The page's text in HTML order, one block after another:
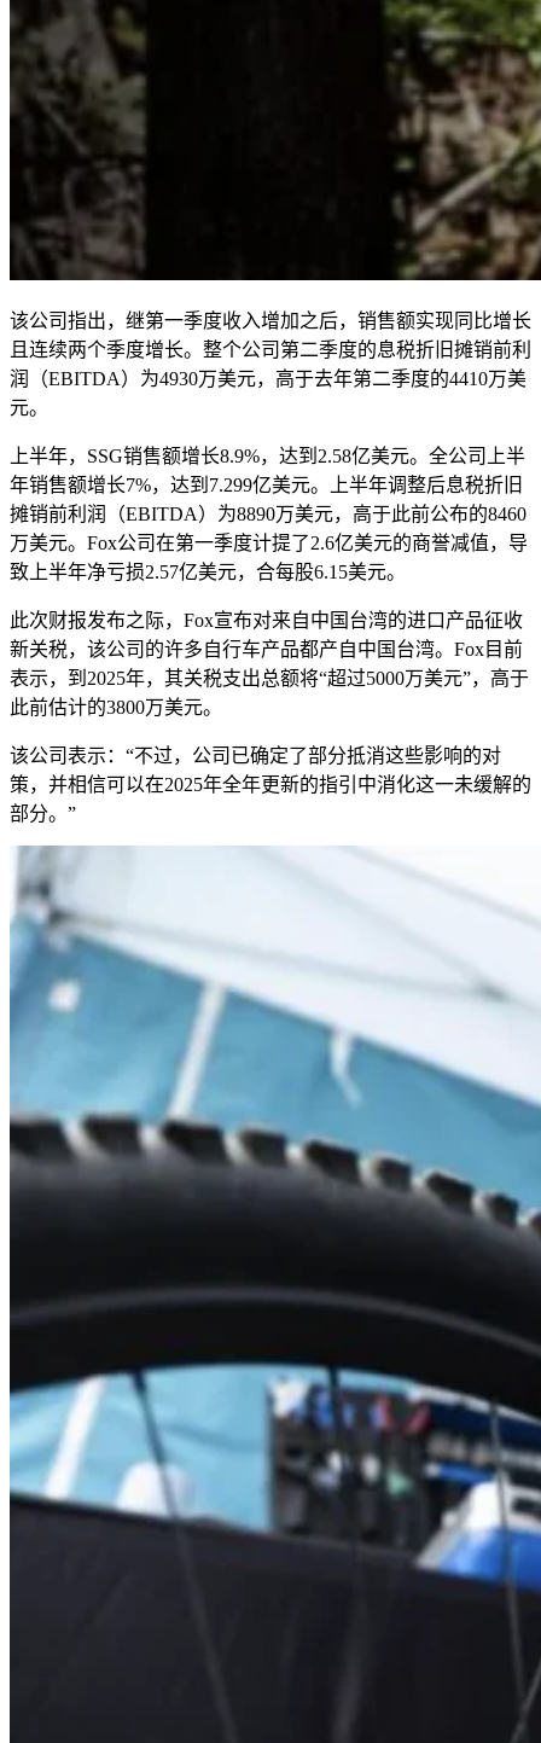
该公司指出，继第一季度收入增加之后，销售额实现同比增长
且连续两个季度增长。整个公司第二季度的息税折旧摊销前利
润（EBITDA）为4930万美元，高于去年第二季度的4410万美
元。
上半年，SSG销售额增长8.9%，达到2.58亿美元。全公司上半
年销售额增长7%，达到7.299亿美元。上半年调整后息税折旧
摊销前利润（EBITDA）为8890万美元，高于此前公布的8460
万美元。Fox公司在第一季度计提了2.6亿美元的商誉减值，导
致上半年净亏损2.57亿美元，合每股6.15美元。
此次财报发布之际，Fox宣布对来自中国台湾的进口产品征收
新关税，该公司的许多自行车产品都产自中国台湾。Fox目前
表示，到2025年，其关税支出总额将“超过5000万美元”，高于
此前估计的3800万美元。
该公司表示：“不过，公司已确定了部分抵消这些影响的对
策，并相信可以在2025年全年更新的指引中消化这一未缓解的
部分。”